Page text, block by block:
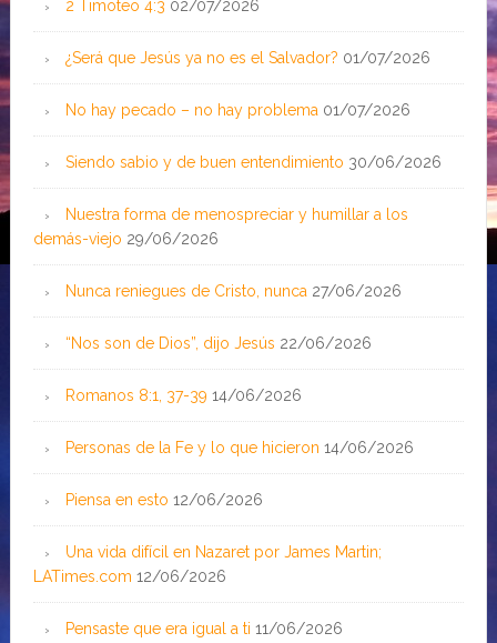
2 Timoteo 4:3 02/07/2026
¿Será que Jesús ya no es el Salvador? 01/07/2026
No hay pecado – no hay problema 01/07/2026
Siendo sabio y de buen entendimiento 30/06/2026
Nuestra forma de menospreciar y humillar a los
demás-viejo 29/06/2026
Nunca reniegues de Cristo, nunca 27/06/2026
“Nos son de Dios”, dijo Jesús 22/06/2026
Romanos 8:1, 37-39 14/06/2026
Personas de la Fe y lo que hicieron 14/06/2026
Piensa en esto 12/06/2026
Una vida difícil en Nazaret por James Martin;
LATimes.com 12/06/2026
Pensaste que era igual a ti 11/06/2026